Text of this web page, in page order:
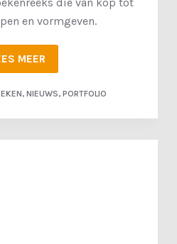
en vormgeven.
MEER
, NIEUWS, PORTFOLIO